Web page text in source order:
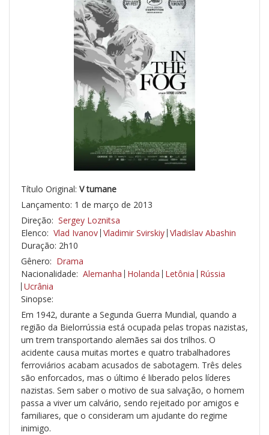
Título Original: V tumane
Lançamento: 1 de março de 2013
Direção: Sergey Loznitsa
Elenco: Vlad Ivanov Vladimir Svirskiy Vladislav Abashin
Duração: 2h10
Gênero: Drama
Nacionalidade: Alemanha Holanda Letônia Rússia
Ucrânia
Sinopse:
Em 1942, durante a Segunda Guerra Mundial, quando a
região da Bielorrússia está ocupada pelas tropas nazistas,
um trem transportando alemães sai dos trilhos. O
acidente causa muitas mortes e quatro trabalhadores
ferroviários acabam acusados de sabotagem. Três deles
são enforcados, mas o último é liberado pelos líderes
nazistas. Sem saber o motivo de sua salvação, o homem
passa a viver um calvário, sendo rejeitado por amigos e
familiares, que o consideram um ajudante do regime
inimigo.